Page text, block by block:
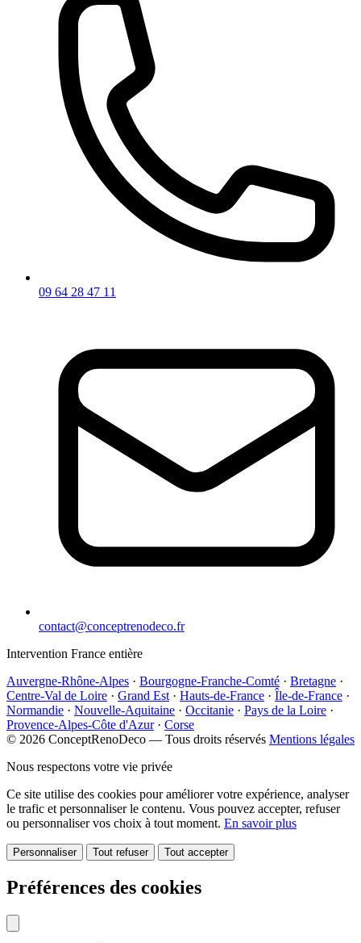
09 64 28 47 11
contact@conceptrenodeco.fr
Intervention France entière
Auvergne-Rhône-Alpes · Bourgogne-Franche-Comté · Bretagne ·
Centre-Val de Loire · Grand Est · Hauts-de-France · Île-de-France ·
Normandie · Nouvelle-Aquitaine · Occitanie · Pays de la Loire ·
Provence-Alpes-Côte d'Azur · Corse
© 2026 ConceptRenoDeco — Tous droits réservés Mentions légales
Nous respectons votre vie privée
Ce site utilise des cookies pour améliorer votre expérience, analyser
le trafic et personnaliser le contenu. Vous pouvez accepter, refuser
ou personnaliser vos choix à tout moment. En savoir plus
Personnaliser Tout refuser Tout accepter
Préférences des cookies